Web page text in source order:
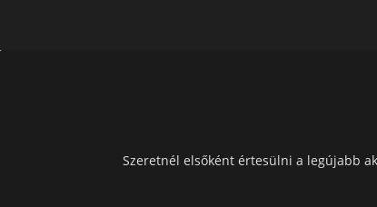
Szeretnél elsőként értesülni a legújabb